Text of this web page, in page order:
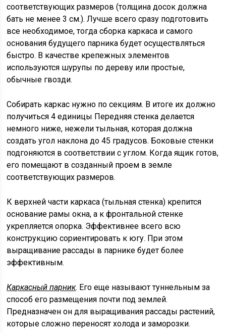
соответствующих размеров (толщина досок должна
бать не менее 3 см.). Лучше всего сразу подготовить
все необходимое, тогда сборка каркаса и самого
основания будущего парника будет осуществляться
быстро. В качестве крепежных элементов
используются шурупы по дереву или простые,
обычные гвозди.
Собирать каркас нужно по секциям. В итоге их должно
получиться 4 единицы Передняя стенка делается
немного ниже, нежели тыльная, которая должна
создать угол наклона до 45 градусов. Боковые стенки
подгоняются в соответствии с углом. Когда ящик готов,
его помещают в созданный проем в земле
соответствующих размеров.
К верхней части каркаса (тыльная стенка) крепится
основание рамы окна, а к фронтальной стенке
укрепляется опорка. Эффективнее всего всю
конструкцию сориентировать к югу. При этом
выращивание рассады в парнике будет более
эффективным.
Каркасный парник. Его еще называют туннельным за
способ его размещения почти под землей.
Предназначен он для выращивания рассады растений,
которые сложно переносят холода и заморозки.